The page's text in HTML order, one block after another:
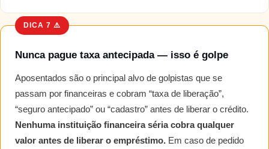
DICA 7 ⚠️
Nunca pague taxa antecipada — isso é golpe
Aposentados são o principal alvo de golpistas que se
passam por financeiras e cobram “taxa de liberação”,
“seguro antecipado” ou “cadastro” antes de liberar o crédito.
Nenhuma instituição financeira séria cobra qualquer
valor antes de liberar o empréstimo. Em caso de pedido